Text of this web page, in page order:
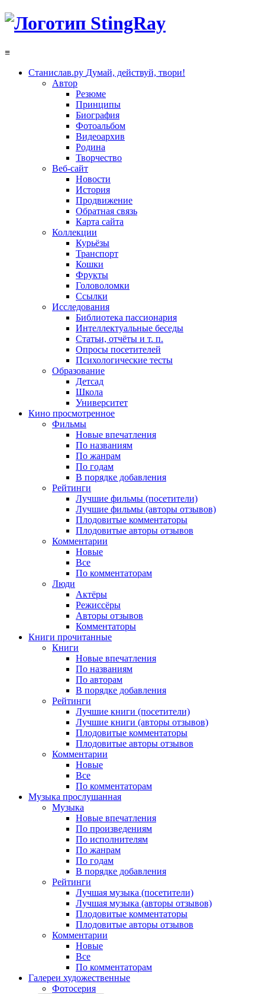
≡
Станислав.ру Думай, действуй, твори!
Автор
Резюме
Принципы
Биография
Фотоальбом
Видеоархив
Родина
Творчество
Веб-сайт
Новости
История
Продвижение
Обратная связь
Карта сайта
Коллекции
Курьёзы
Транспорт
Кошки
Фрукты
Головоломки
Ссылки
Исследования
Библиотека пассионария
Интеллектуальные беседы
Статьи, отчёты и т. п.
Опросы посетителей
Психологические тесты
Образование
Детсад
Школа
Университет
Кино просмотренное
Фильмы
Новые впечатления
По названиям
По жанрам
По годам
В порядке добавления
Рейтинги
Лучшие фильмы (посетители)
Лучшие фильмы (авторы отзывов)
Плодовитые комментаторы
Плодовитые авторы отзывов
Комментарии
Новые
Все
По комментаторам
Люди
Актёры
Режиссёры
Авторы отзывов
Комментаторы
Книги прочитанные
Книги
Новые впечатления
По названиям
По авторам
В порядке добавления
Рейтинги
Лучшие книги (посетители)
Лучшие книги (авторы отзывов)
Плодовитые комментаторы
Плодовитые авторы отзывов
Комментарии
Новые
Все
По комментаторам
Музыка прослушанная
Музыка
Новые впечатления
По произведениям
По исполнителям
По жанрам
По годам
В порядке добавления
Рейтинги
Лучшая музыка (посетители)
Лучшая музыка (авторы отзывов)
Плодовитые комментаторы
Плодовитые авторы отзывов
Комментарии
Новые
Все
По комментаторам
Галереи художественные
Фотосерия